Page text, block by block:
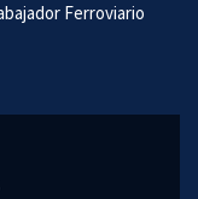
Ferroviario